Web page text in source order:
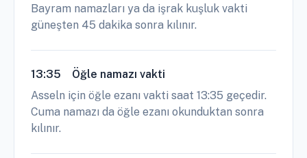
Bayram namazları ya da işrak kuşluk vakti
güneşten 45 dakika sonra kılınır.
13:35
Öğle namazı vakti
Asseln için öğle ezanı vakti saat 13:35 geçedir.
Cuma namazı da öğle ezanı okunduktan sonra
kılınır.